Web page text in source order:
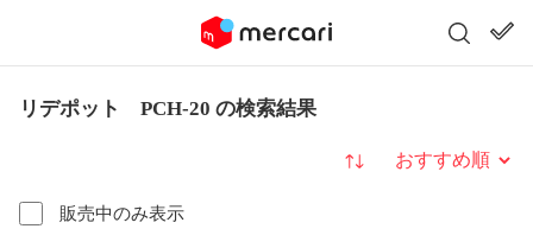
リデポット PCH-20 の検索結果
販売中のみ表示
並び替え